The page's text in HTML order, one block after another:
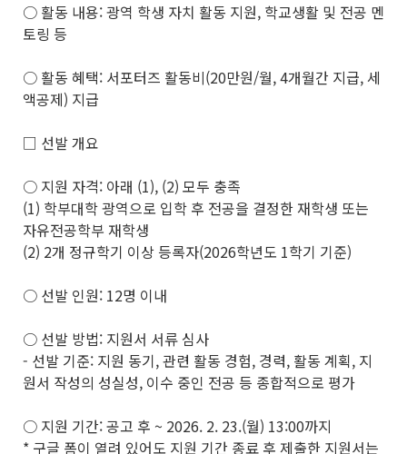
○ 활동 내용: 광역 학생 자치 활동 지원, 학교생활 및 전공 멘
토링 등
○ 활동 혜택: 서포터즈 활동비(20만원/월, 4개월간 지급, 세
액공제) 지급
□ 선발 개요
○ 지원 자격: 아래 (1), (2) 모두 충족
(1) 학부대학 광역으로 입학 후 전공을 결정한 재학생 또는
자유전공학부 재학생
(2) 2개 정규학기 이상 등록자(2026학년도 1학기 기준)
○ 선발 인원: 12명 이내
○ 선발 방법: 지원서 서류 심사
- 선발 기준: 지원 동기, 관련 활동 경험, 경력, 활동 계획, 지
원서 작성의 성실성, 이수 중인 전공 등 종합적으로 평가
○ 지원 기간: 공고 후 ~ 2026. 2. 23.(월) 13:00까지
* 구글 폼이 열려 있어도 지원 기간 종료 후 제출한 지원서는